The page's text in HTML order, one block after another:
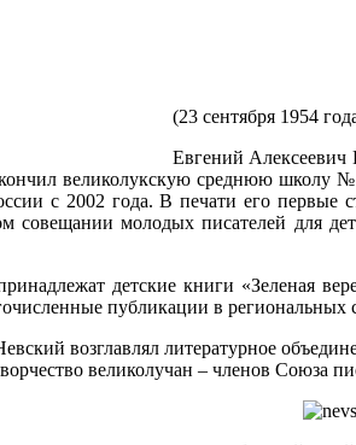
(23 сентября 1954
Евгений Алексеевич
великолукскую среднюю школу
с 2002 года. В печати его первые
совещании молодых писателей для
детские книги «Зеленая
публикации в региональных
возглавлял литературное
великолучан – членов Союза